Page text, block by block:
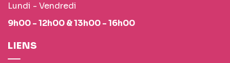
Lundi - Vendredi
9h00 - 12h00 & 13h00 - 16h00
LIENS